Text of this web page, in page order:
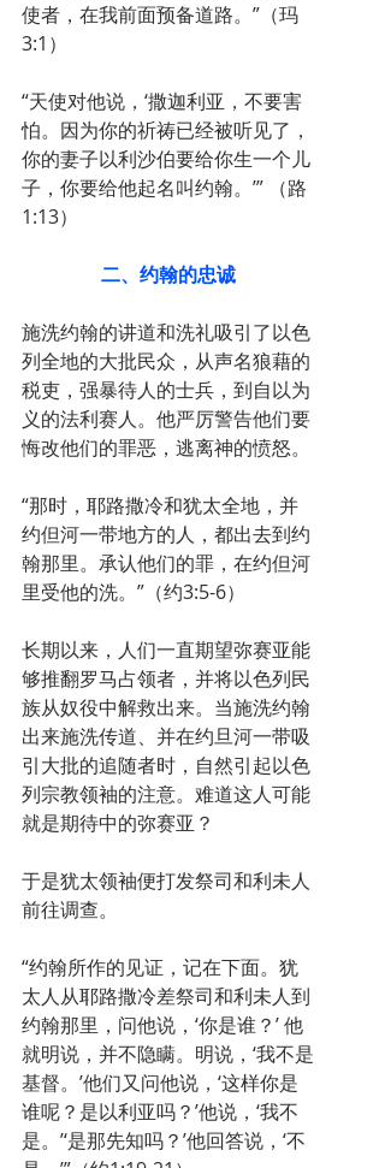
使者，在我前面预备道路。”（玛
3:1）
“天使对他说，‘撒迦利亚，不要害
怕。因为你的祈祷已经被听见了，
你的妻子以利沙伯要给你生一个儿
子，你要给他起名叫约翰。’” （路
1:13）
二、约翰的忠诚
施洗约翰的讲道和洗礼吸引了以色
列全地的大批民众，从声名狼藉的
税吏，强暴待人的士兵，到自以为
义的法利赛人。他严厉警告他们要
悔改他们的罪恶，逃离神的愤怒。
“那时，耶路撒冷和犹太全地，并
约但河一带地方的人，都出去到约
翰那里。承认他们的罪，在约但河
里受他的洗。”（约3:5-6）
长期以来，人们一直期望弥赛亚能
够推翻罗马占领者，并将以色列民
族从奴役中解救出来。当施洗约翰
出来施洗传道、并在约旦河一带吸
引大批的追随者时，自然引起以色
列宗教领袖的注意。难道这人可能
就是期待中的弥赛亚？
于是犹太领袖便打发祭司和利未人
前往调查。
“约翰所作的见证，记在下面。犹
太人从耶路撒冷差祭司和利未人到
约翰那里，问他说，‘你是谁？’ 他
就明说，并不隐瞒。明说，‘我不是
基督。’他们又问他说，‘这样你是
谁呢？是以利亚吗？’他说，‘我不
是。’‘是那先知吗？’他回答说，‘不